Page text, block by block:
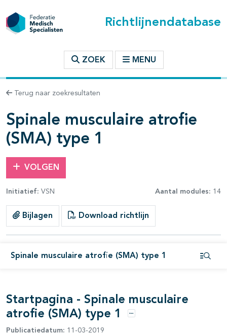
Richtlijnendatabase
ZOEK MENU
Terug naar zoekresultaten
Spinale musculaire atrofie
(SMA) type 1
VOLGEN
Initiatief: VSN Aantal modules: 14
Bijlagen Download richtlijn
Spinale musculaire atrofie (SMA) type 1
binnen deze richtlijn
open- en dichtklappen
open- en dichtklappen
Startpagina - Spinale musculaire
atrofie (SMA) type 1
Opties
Publicatiedatum: 11-03-2019